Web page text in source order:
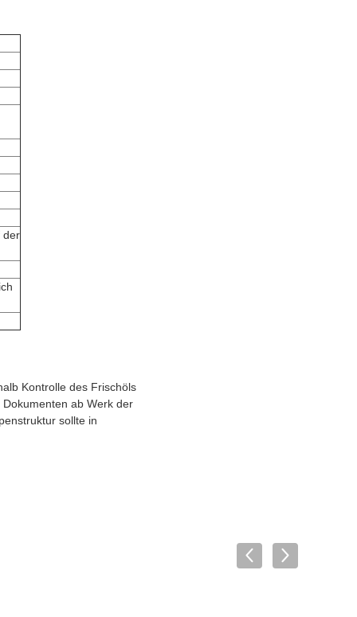
der
Kontrolle des Frischöls
ab Werk der
sollte in